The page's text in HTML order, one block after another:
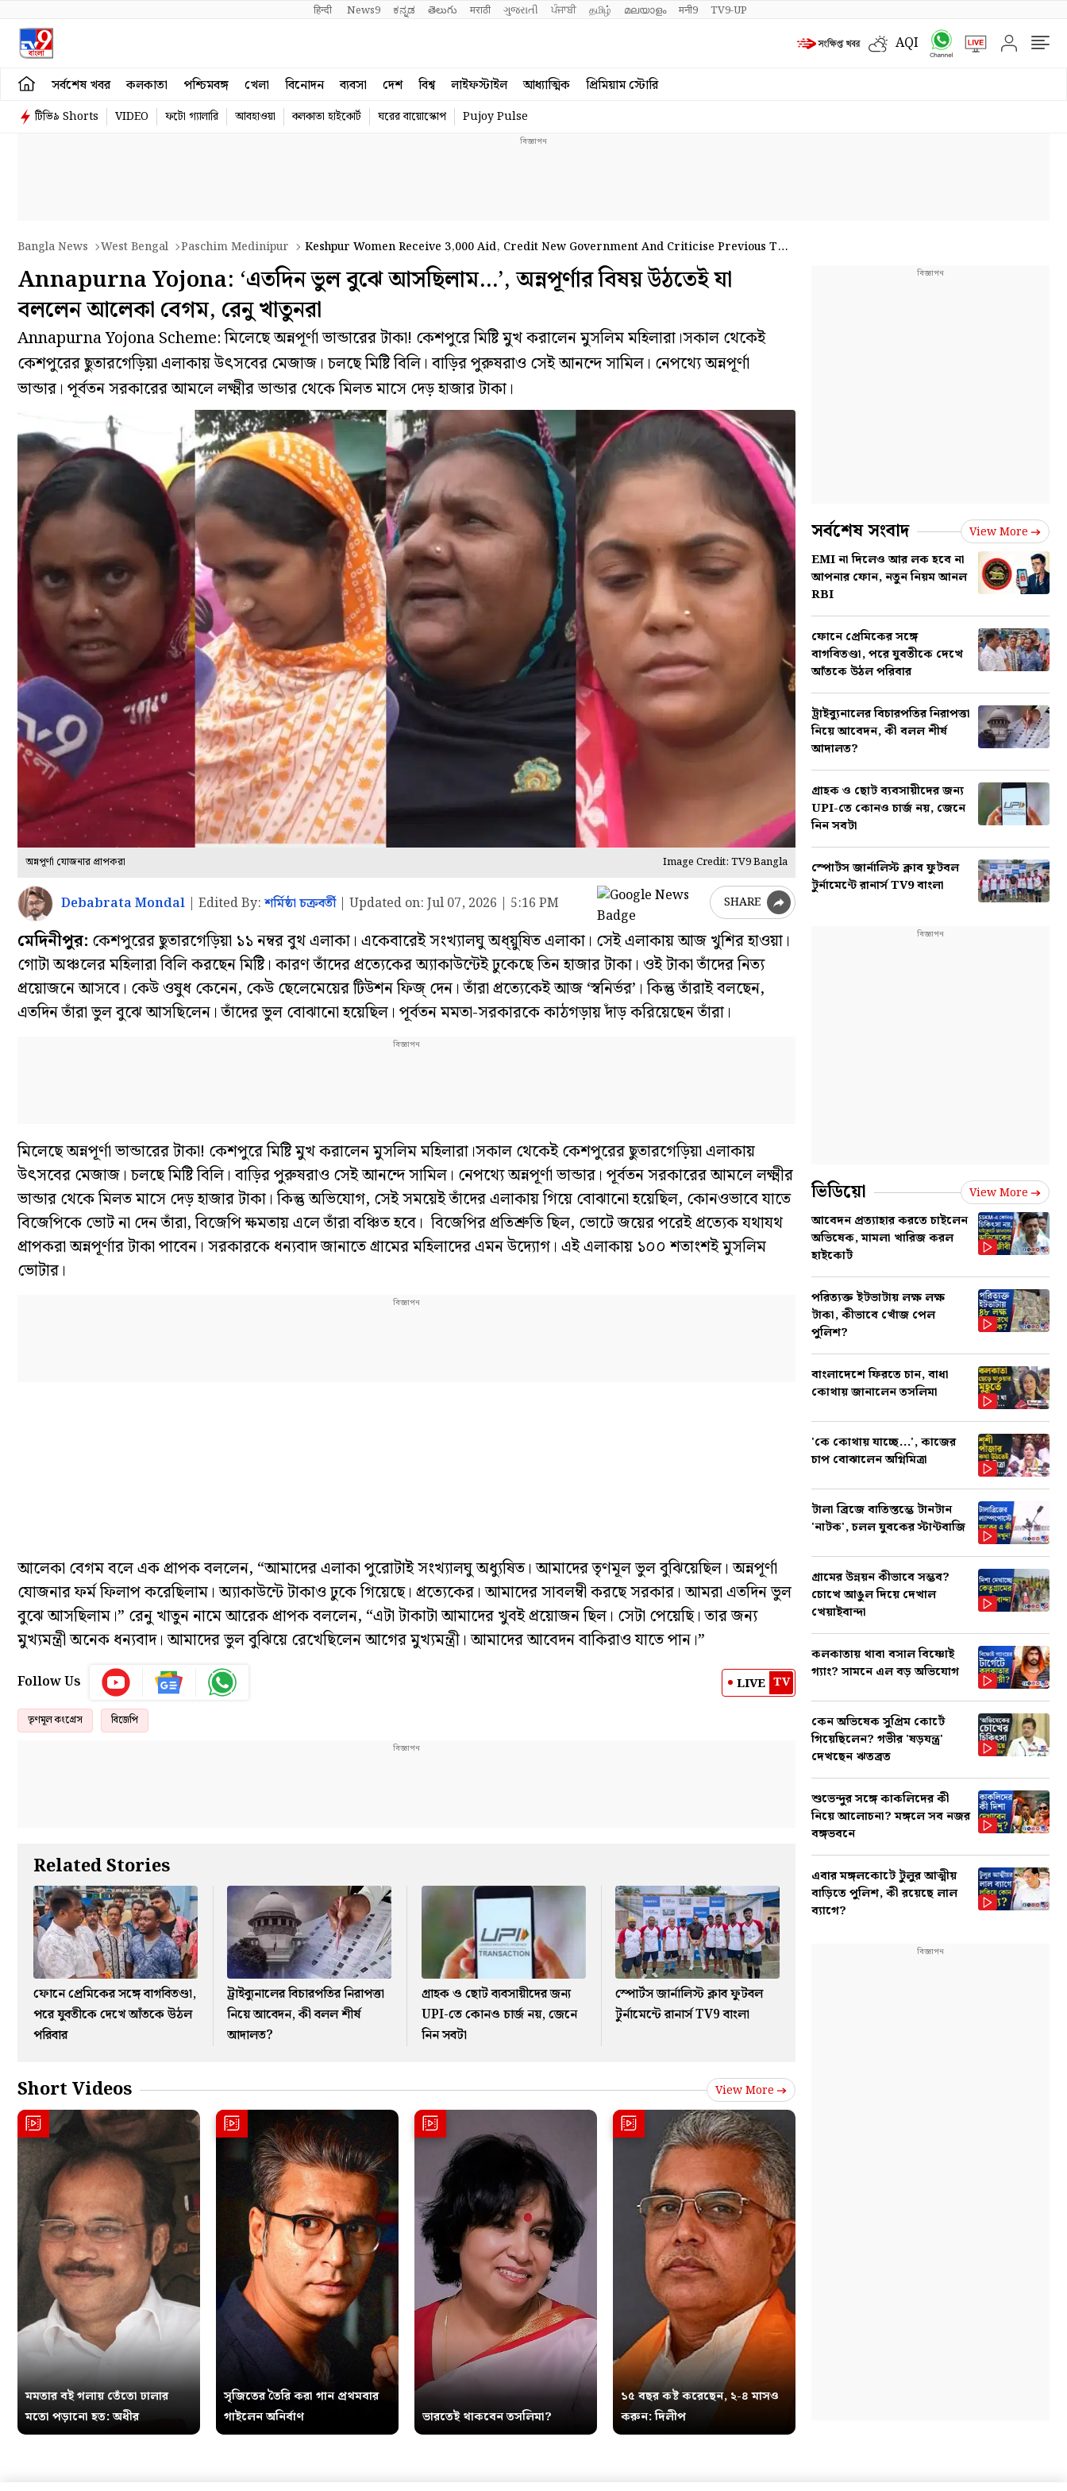
हिन्दी News9 ಕನ್ನಡ తెలుగు मराठी ગુજરાતી ਪੰਜਾਬੀ தமிழ் മലയാളം मनी9 TV9-UP
AQI
সর্বশেষ খবর কলকাতা পশ্চিমবঙ্গ খেলা বিনোদন ব্যবসা দেশ বিশ্ব লাইফস্টাইল আধ্যাত্মিক প্রিমিয়াম স্টোরি
টিভি৯ Shorts VIDEO ফটো গ্যালারি আবহাওয়া কলকাতা হাইকোর্ট ঘরের বায়োস্কোপ Pujoy Pulse
Bangla News West Bengal Paschim Medinipur
Keshpur Women Receive 3,000 Aid, Credit New Government And Criticise Previous TMC
Regime
Annapurna Yojona: ‘এতদিন ভুল বুঝে আসছিলাম…’, অন্নপূর্ণার বিষয় উঠতেই যা
বললেন আলেকা বেগম, রেনু খাতুনরা
Annapurna Yojona Scheme: মিলেছে অন্নপূর্ণা ভান্ডারের টাকা! কেশপুরে মিষ্টি মুখ করালেন মুসলিম মহিলারা।সকাল থেকেই
কেশপুরের ছুতারগেড়িয়া এলাকায় উৎসবের মেজাজ। চলছে মিষ্টি বিলি। বাড়ির পুরুষরাও সেই আনন্দে সামিল। নেপথ্যে অন্নপূর্ণা
ভান্ডার। পূর্বতন সরকারের আমলে লক্ষ্মীর ভান্ডার থেকে মিলত মাসে দেড় হাজার টাকা।
অন্নপূর্ণা যোজনার প্রাপকরা Image Credit: TV9 Bangla
Debabrata Mondal | Edited By: শর্মিষ্ঠা চক্রবর্তী| Updated on: Jul 07, 2026 | 5:16 PM SHARE
মেদিনীপুর: কেশপুরের ছুতারগেড়িয়া ১১ নম্বর বুথ এলাকা। একেবারেই সংখ্যালঘু অধ্য়ুষিত এলাকা। সেই এলাকায় আজ খুশির হাওয়া।
গোটা অঞ্চলের মহিলারা বিলি করছেন মিষ্টি। কারণ তাঁদের প্রত্যেকের অ্যাকাউন্টেই ঢুকেছে তিন হাজার টাকা। ওই টাকা তাঁদের নিত্য
প্রয়োজনে আসবে। কেউ ওষুধ কেনেন, কেউ ছেলেমেয়ের টিউশন ফিজ্ দেন। তাঁরা প্রত্যেকেই আজ ‘স্বনির্ভর’। কিন্তু তাঁরাই বলছেন,
এতদিন তাঁরা ভুল বুঝে আসছিলেন। তাঁদের ভুল বোঝানো হয়েছিল। পূর্বতন মমতা-সরকারকে কাঠগড়ায় দাঁড় করিয়েছেন তাঁরা।
মিলেছে অন্নপূর্ণা ভান্ডারের টাকা! কেশপুরে মিষ্টি মুখ করালেন মুসলিম মহিলারা।সকাল থেকেই কেশপুরের ছুতারগেড়িয়া এলাকায়
উৎসবের মেজাজ। চলছে মিষ্টি বিলি। বাড়ির পুরুষরাও সেই আনন্দে সামিল। নেপথ্যে অন্নপূর্ণা ভান্ডার। পূর্বতন সরকারের আমলে লক্ষ্মীর
ভান্ডার থেকে মিলত মাসে দেড় হাজার টাকা। কিন্তু অভিযোগ, সেই সময়েই তাঁদের এলাকায় গিয়ে বোঝানো হয়েছিল, কোনওভাবে যাতে
বিজেপিকে ভোট না দেন তাঁরা, বিজেপি ক্ষমতায় এলে তাঁরা বঞ্চিত হবে। বিজেপির প্রতিশ্রুতি ছিল, ভোটে জয়ের পরেই প্রত্যেক যথাযথ
প্রাপকরা অন্নপূর্ণার টাকা পাবেন। সরকারকে ধন্যবাদ জানাতে গ্রামের মহিলাদের এমন উদ্যোগ। এই এলাকায় ১০০ শতাংশই মুসলিম
ভোটার।
আলেকা বেগম বলে এক প্রাপক বললেন, “আমাদের এলাকা পুরোটাই সংখ্যালঘু অধ্যুষিত। আমাদের তৃণমূল ভুল বুঝিয়েছিল। অন্নপূর্ণা
যোজনার ফর্ম ফিলাপ করেছিলাম। অ্যাকাউন্টে টাকাও ঢুকে গিয়েছে। প্রত্যেকের। আমাদের সাবলম্বী করছে সরকার। আমরা এতদিন ভুল
বুঝে আসছিলাম।” রেনু খাতুন নামে আরেক প্রাপক বললেন, “এটা টাকাটা আমাদের খুবই প্রয়োজন ছিল। সেটা পেয়েছি। তার জন্য
মুখ্যমন্ত্রী অনেক ধন্যবাদ। আমাদের ভুল বুঝিয়ে রেখেছিলেন আগের মুখ্যমন্ত্রী। আমাদের আবেদন বাকিরাও যাতে পান।”
Follow Us LIVE TV
তৃণমূল কংগ্রেস বিজেপি
Related Stories
ফোনে প্রেমিকের সঙ্গে বাগবিতণ্ডা,
পরে যুবতীকে দেখে আঁতকে উঠল
পরিবার
ট্রাইব্যুনালের বিচারপতির নিরাপত্তা
নিয়ে আবেদন, কী বলল শীর্ষ
আদালত?
গ্রাহক ও ছোট ব্যবসায়ীদের জন্য
UPI-তে কোনও চার্জ নয়, জেনে
নিন সবটা
স্পোর্টস জার্নালিস্ট ক্লাব ফুটবল
টুর্নামেন্টে রানার্স TV9 বাংলা
Short Videos View More
মমতার বই গলায় তেঁতো ঢালার
মতো পড়ানো হত: অধীর
সৃজিতের তৈরি করা গান প্রথমবার
গাইলেন অনির্বাণ
ভারতেই থাকবেন তসলিমা?
১৫ বছর কষ্ট করেছেন, ২-৪ মাসও
করুন: দিলীপ
সর্বশেষ সংবাদ View More
EMI না দিলেও আর লক হবে না
আপনার ফোন, নতুন নিয়ম আনল
RBI
ফোনে প্রেমিকের সঙ্গে
বাগবিতণ্ডা, পরে যুবতীকে দেখে
আঁতকে উঠল পরিবার
ট্রাইব্যুনালের বিচারপতির নিরাপত্তা
নিয়ে আবেদন, কী বলল শীর্ষ
আদালত?
গ্রাহক ও ছোট ব্যবসায়ীদের জন্য
UPI-তে কোনও চার্জ নয়, জেনে
নিন সবটা
স্পোর্টস জার্নালিস্ট ক্লাব ফুটবল
টুর্নামেন্টে রানার্স TV9 বাংলা
ভিডিয়ো View More
আবেদন প্রত্যাহার করতে চাইলেন
অভিষেক, মামলা খারিজ করল
হাইকোর্ট
পরিত্যক্ত ইটভাটায় লক্ষ লক্ষ
টাকা, কীভাবে খোঁজ পেল
পুলিশ?
বাংলাদেশে ফিরতে চান, বাধা
কোথায় জানালেন তসলিমা
'কে কোথায় যাচ্ছে...', কাজের
চাপ বোঝালেন অগ্নিমিত্রা
টালা ব্রিজে বাতিস্তম্ভে টানটান
'নাটক', চলল যুবকের স্টান্টবাজি
গ্রামের উন্নয়ন কীভাবে সম্ভব?
চোখে আঙুল দিয়ে দেখাল
খেয়াইবান্দা
কলকাতায় থাবা বসাল বিষ্ণোই
গ্যাং? সামনে এল বড় অভিযোগ
কেন অভিষেক সুপ্রিম কোর্টে
গিয়েছিলেন? গভীর 'ষড়যন্ত্র'
দেখছেন ঋতব্রত
শুভেন্দুর সঙ্গে কাকলিদের কী
নিয়ে আলোচনা? মঙ্গলে সব নজর
বঙ্গভবনে
এবার মঙ্গলকোটে টুলুর আত্মীয়
বাড়িতে পুলিশ, কী রয়েছে লাল
ব্যাগে?